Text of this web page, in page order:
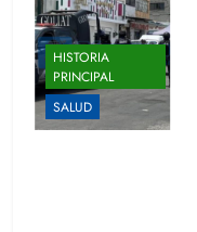
HISTORIA
PRINCIPAL
SALUD